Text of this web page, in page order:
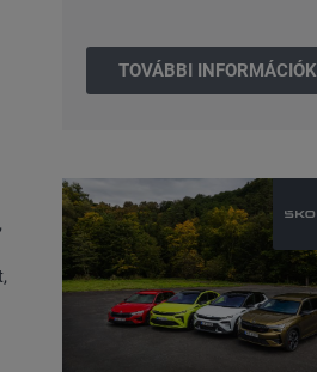
TOVÁBBI INFORMÁCIÓK